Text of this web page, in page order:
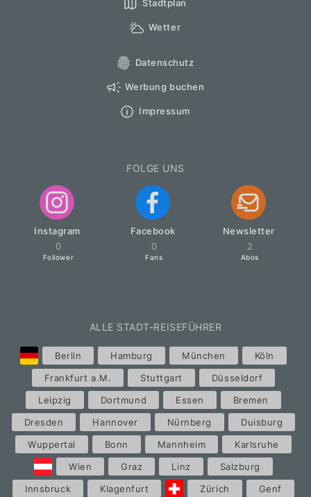
Stadtplan
Wetter
Datenschutz
Werbung buchen
Impressum
FOLGE UNS
Instagram
0
Follower
Facebook
0
Fans
Newsletter
2
Abos
ALLE STADT-REISEFÜHRER
Berlin Hamburg München
Köln
Frankfurt a.M.
Stuttgart
Düsseldorf
Leipzig
Dortmund Essen
Bremen
Dresden
Hannover Nürnberg
Duisburg
Wuppertal
Bonn Mannheim
Karlsruhe
Wien
Graz Linz
Salzburg
Innsbruck
Klagenfurt Zürich Genf